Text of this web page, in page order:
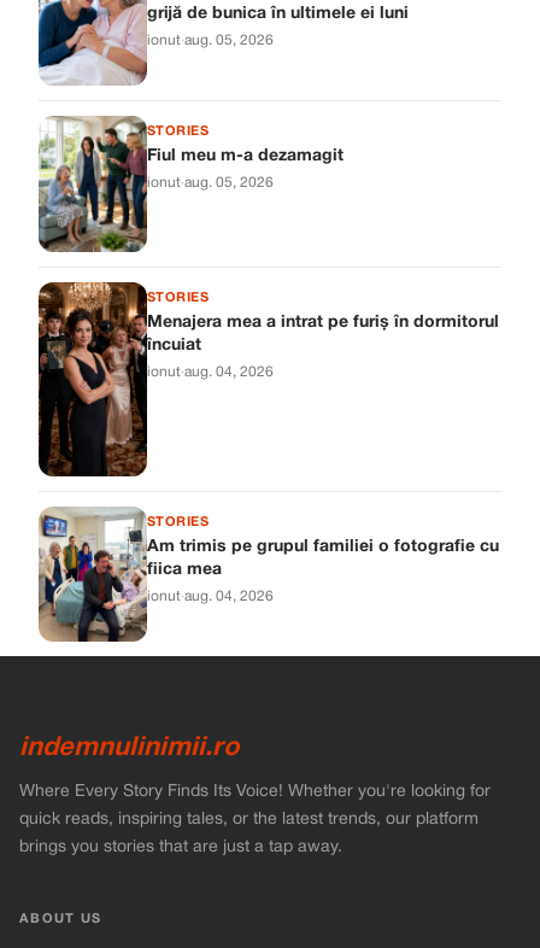
grijă de bunica în ultimele ei luni
ionut·aug. 05, 2026
STORIES
Fiul meu m-a dezamagit
ionut·aug. 05, 2026
STORIES
Menajera mea a intrat pe furiș în dormitorul
încuiat
ionut·aug. 04, 2026
STORIES
Am trimis pe grupul familiei o fotografie cu
fiica mea
ionut·aug. 04, 2026
indemnulinimii.ro
Where Every Story Finds Its Voice! Whether you're looking for
quick reads, inspiring tales, or the latest trends, our platform
brings you stories that are just a tap away.
ABOUT US